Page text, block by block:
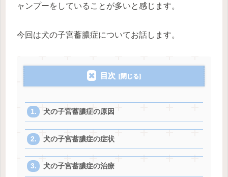
ャンプーをしていることが多いと感じます。
今回は犬の子宮蓄膿症についてお話します。
目次
犬の子宮蓄膿症の原因
犬の子宮蓄膿症の症状
犬の子宮蓄膿症の治療